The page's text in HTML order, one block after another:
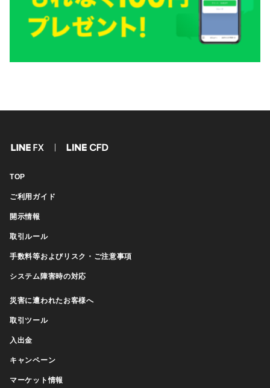
TOP
ご利用ガイド
開示情報
取引ルール
手数料等およびリスク・ご注意事項
システム障害時の対応
災害に遭われたお客様へ
取引ツール
入出金
キャンペーン
マーケット情報